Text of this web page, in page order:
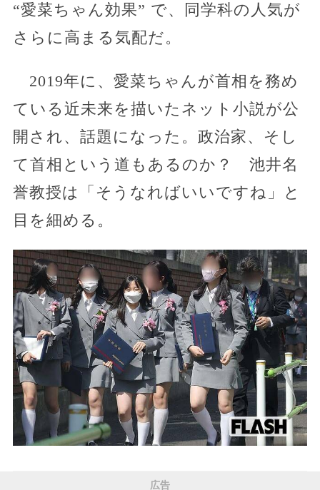
“愛菜ちゃん効果” で、同学科の人気が
さらに高まる気配だ。
2019年に、愛菜ちゃんが首相を務め
ている近未来を描いたネット小説が公
開され、話題になった。政治家、そし
て首相という道もあるのか？ 池井名
誉教授は「そうなればいいですね」と
目を細める。
広告